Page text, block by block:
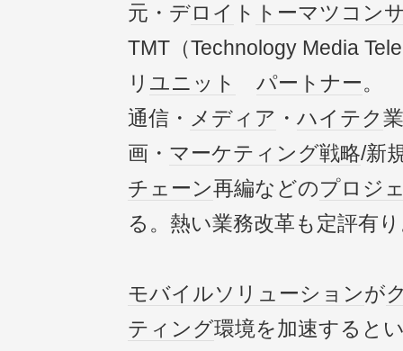
元・デロイ ト トーマツ コン
TMT（Technology Media
リ ユニット パートナー。
通信・ メディア ・ ハイテク
画・ マーケティング戦略/新
チェーン再編などのプロジ
る。熱い業務改革も定評有
モバイルソリューションが
ティング環境を加速すると